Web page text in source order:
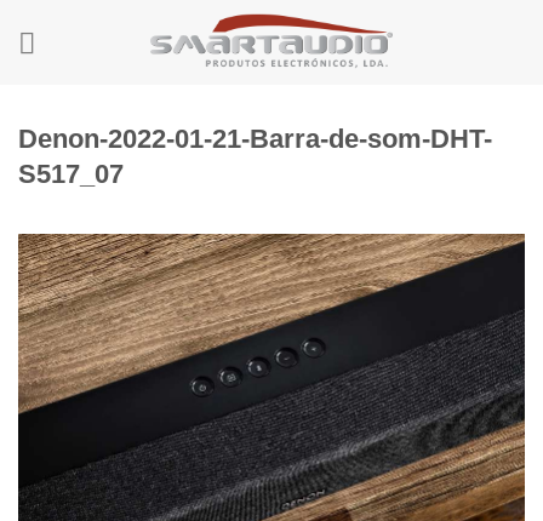
Denon-2022-01-21-Barra-de-som-DHT-
S517_07